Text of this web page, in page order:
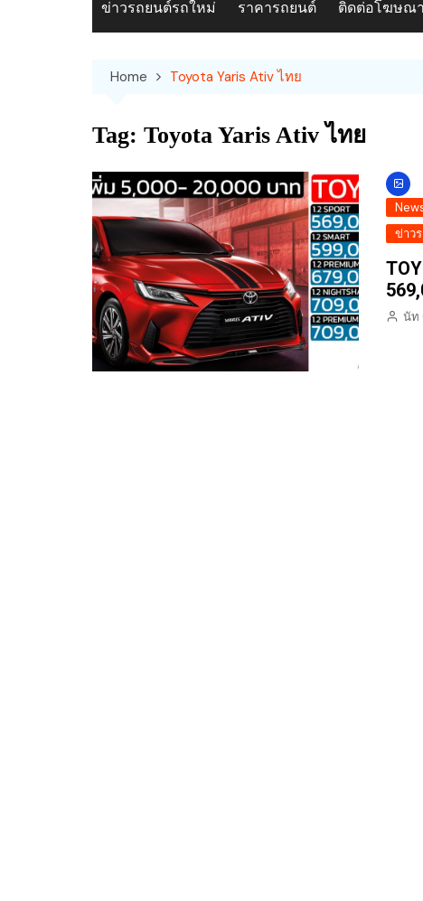
ข่าวรถยนต์รถใหม่ ราคารถยนต์ ติดต่อโฆษณา
Home Toyota Yaris Ativ ไทย
Tag: Toyota Yaris Ativ ไทย
ข่าว
นัท